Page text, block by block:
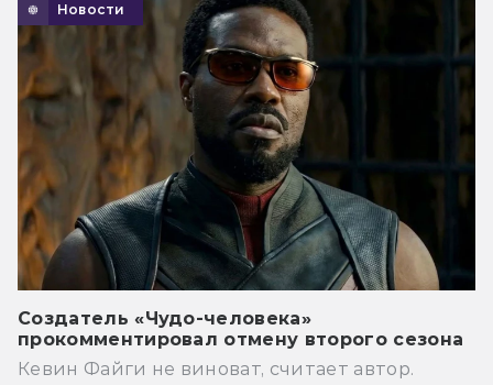
Новости
Создатель «Чудо-человека»
прокомментировал отмену второго сезона
Кевин Файги не виноват, считает автор.